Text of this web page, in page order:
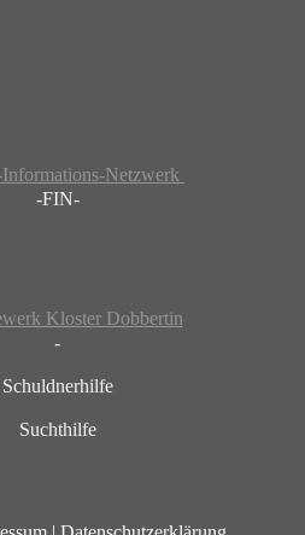
Netzwerk
-FIN-
Kloster Dobbertin
-
Schuldnerhilfe
Suchthilfe